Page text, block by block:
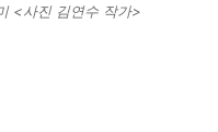
<사진 김연수 작가>